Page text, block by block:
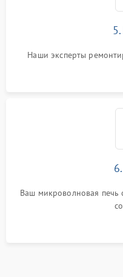
Наши эксперты
Ваш микроволновая печь